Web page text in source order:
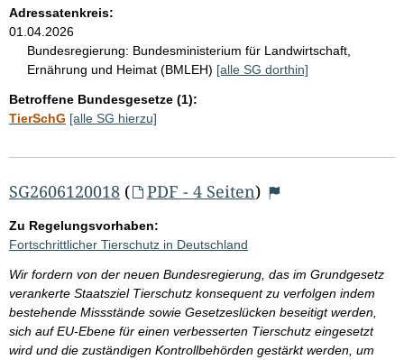
Adressatenkreis:
01.04.2026
Bundesregierung: Bundesministerium für Landwirtschaft,
Ernährung und Heimat (BMLEH) [alle SG dorthin]
Betroffene Bundesgesetze (1):
TierSchG [alle SG hierzu]
SG2606120018 ( PDF - 4 Seiten)
Zu Regelungsvorhaben:
Fortschrittlicher Tierschutz in Deutschland
Wir fordern von der neuen Bundesregierung, das im Grundgesetz
verankerte Staatsziel Tierschutz konsequent zu verfolgen indem
bestehende Missstände sowie Gesetzeslücken beseitigt werden,
sich auf EU-Ebene für einen verbesserten Tierschutz eingesetzt
wird und die zuständigen Kontrollbehörden gestärkt werden, um